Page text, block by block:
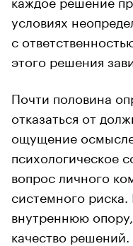
условиях
с
этого решения
Почти половина
отказаться от
ощущение
психологическое
вопрос личного
системного риска.
внутреннюю
качество решений.